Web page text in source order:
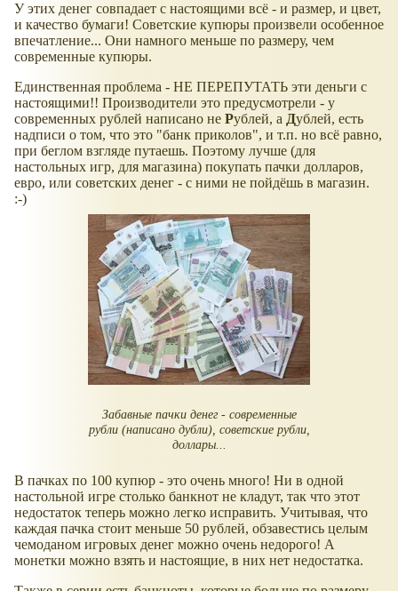
У этих денег совпадает с настоящими всё - и размер, и цвет,
и качество бумаги! Советские купюры произвели особенное
впечатление... Они намного меньше по размеру, чем
современные купюры.
Единственная проблема - НЕ ПЕРЕПУТАТЬ эти деньги с
настоящими!! Производители это предусмотрели - у
современных рублей написано не Рублей, а Дублей, есть
надписи о том, что это "банк приколов", и т.п. но всё равно,
при беглом взгляде путаешь. Поэтому лучше (для
настольных игр, для магазина) покупать пачки долларов,
евро, или советских денег - с ними не пойдёшь в магазин.
:-)
Забавные пачки денег - современные
рубли (написано дубли), советские рубли,
доллары...
В пачках по 100 купюр - это очень много! Ни в одной
настольной игре столько банкнот не кладут, так что этот
недостаток теперь можно легко исправить. Учитывая, что
каждая пачка стоит меньше 50 рублей, обзавестись целым
чемоданом игровых денег можно очень недорого! А
монетки можно взять и настоящие, в них нет недостатка.